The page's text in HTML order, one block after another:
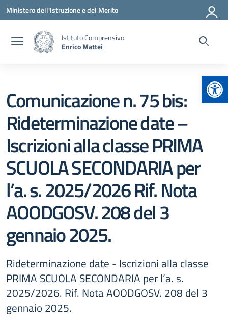
Vai ai contenuti
Vai al menu di navigazione
Vai al footer
Ministero dell'Istruzione e del Merito
Istituto Comprensivo
Enrico Mattei
Comunicazione n. 75 bis:
Rideterminazione date –
Iscrizioni alla classe PRIMA
SCUOLA SECONDARIA per
l’a. s. 2025/2026 Rif. Nota
AOODGOSV. 208 del 3
gennaio 2025.
Rideterminazione date - Iscrizioni alla classe
PRIMA SCUOLA SECONDARIA per l’a. s.
2025/2026. Rif. Nota AOODGOSV. 208 del 3
gennaio 2025.